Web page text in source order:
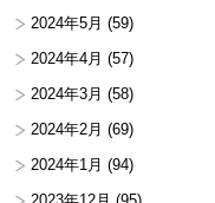
2024年5月 (59)
2024年4月 (57)
2024年3月 (58)
2024年2月 (69)
2024年1月 (94)